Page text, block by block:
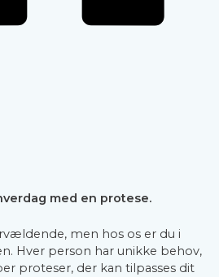
med en protese.
men hos os er du i
Hver person har unikke behov,
proteser, der kan tilpasses dit